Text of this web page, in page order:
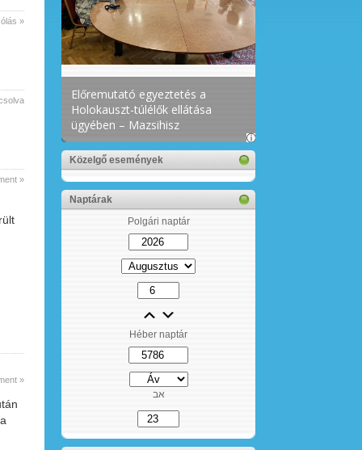
»
»
»
Közelgő események
Naptárak
Polgári naptár
Héber naptár
אב